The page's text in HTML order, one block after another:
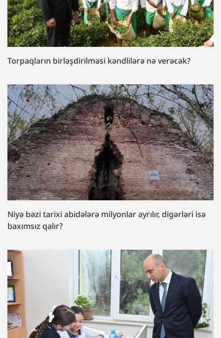
Torpaqların birləşdirilməsi kəndlilərə nə verəcək?
Niyə bəzi tarixi abidələrə milyonlar ayrılır, digərləri isə
baxımsız qalır?